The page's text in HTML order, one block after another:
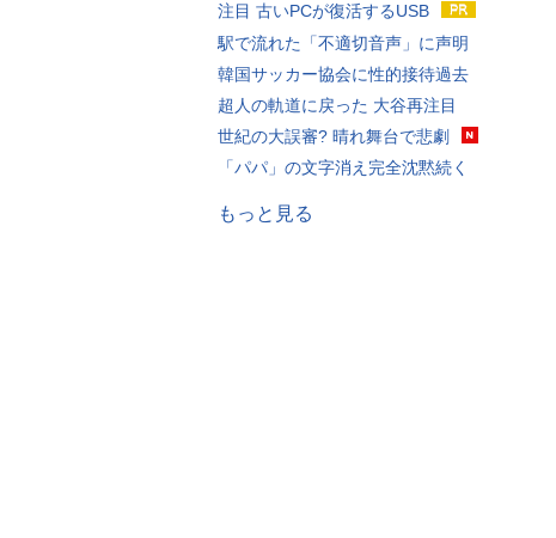
注目 古いPCが復活するUSB
駅で流れた「不適切音声」に声明
韓国サッカー協会に性的接待過去
超人の軌道に戻った 大谷再注目
世紀の大誤審? 晴れ舞台で悲劇
「パパ」の文字消え完全沈黙続く
もっと見る